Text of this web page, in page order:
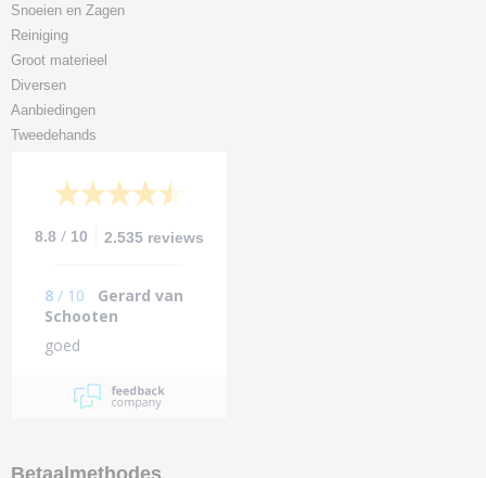
Snoeien en Zagen
Reiniging
Groot materieel
Diversen
Aanbiedingen
Tweedehands
8.8 / 10 2.535 reviews
8 / 10
Gerard van
Schooten
goed
Betaalmethodes